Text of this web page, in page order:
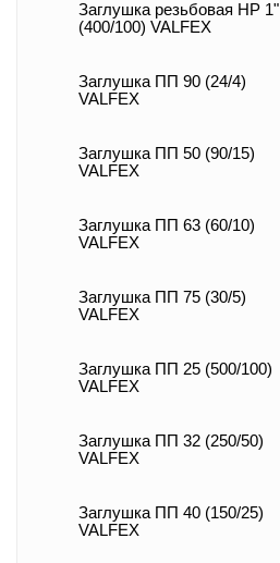
Заглушка резьбовая НР 1"
(400/100) VALFEX
Заглушка ПП 90 (24/4)
VALFEX
Заглушка ПП 50 (90/15)
VALFEX
Заглушка ПП 63 (60/10)
VALFEX
Заглушка ПП 75 (30/5)
VALFEX
Заглушка ПП 25 (500/100)
VALFEX
Заглушка ПП 32 (250/50)
VALFEX
Заглушка ПП 40 (150/25)
VALFEX